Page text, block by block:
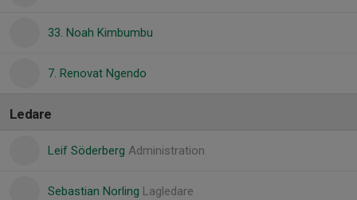
33. Noah Kimbumbu
7. Renovat Ngendo
Ledare
Leif Söderberg Administration
Sebastian Norling Lagledare